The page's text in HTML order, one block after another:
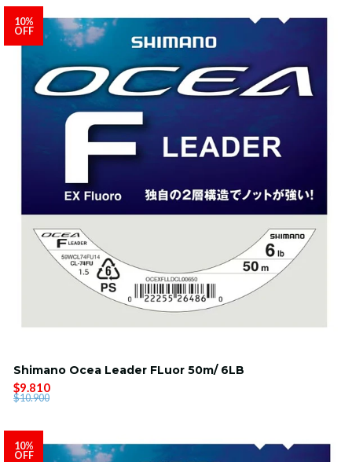
10%
OFF
Shimano Ocea Leader FLuor 50m/ 6LB
$9.810
$10.900
10%
OFF